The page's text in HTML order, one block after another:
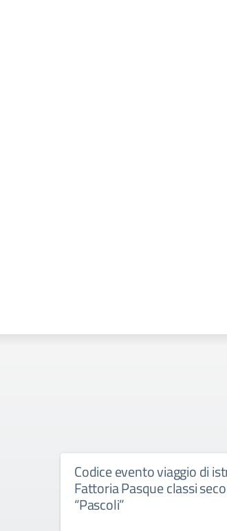
Codice evento viaggio di
Fattoria Pasque classi
“Pascoli”